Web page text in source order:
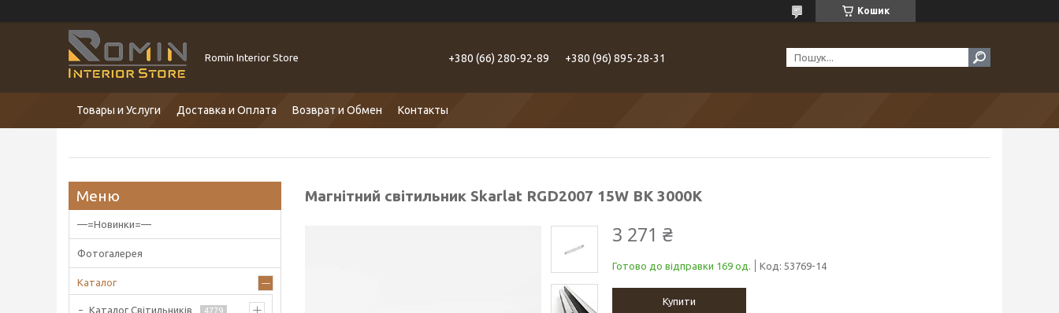
Кошик
Romin Interior Store +380 (66) 280-92-89 +380 (96) 895-28-31
Товары и Услуги Доставка и Оплата Возврат и Обмен Контакты
Магнітний світильник Skarlat RGD2007 15W BK 3000K
3 271 ₴
Готово до відправки 169 од. Код: 53769-14
Купити
—=Новинки=—
Фотогалерея
Каталог
Каталог Світильників 4779